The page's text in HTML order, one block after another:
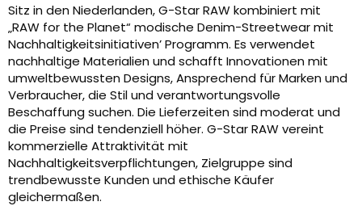
Sitz in den Niederlanden, G-Star RAW kombiniert mit
„RAW for the Planet“ modische Denim-Streetwear mit
Nachhaltigkeitsinitiativen’ Programm. Es verwendet
nachhaltige Materialien und schafft Innovationen mit
umweltbewussten Designs, Ansprechend für Marken und
Verbraucher, die Stil und verantwortungsvolle
Beschaffung suchen. Die Lieferzeiten sind moderat und
die Preise sind tendenziell höher. G-Star RAW vereint
kommerzielle Attraktivität mit
Nachhaltigkeitsverpflichtungen, Zielgruppe sind
trendbewusste Kunden und ethische Käufer
gleichermaßen.